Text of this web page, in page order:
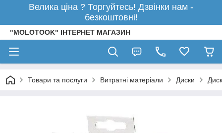
Велика ціна ? Торгуйтесь! Дзвінки нам -
безкоштовні!
"MOLOTOOK" ІНТЕРНЕТ МАГАЗИН
Товари та послуги Витратні матеріали Диски